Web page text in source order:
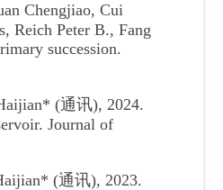
Chengjiao, Cui
Reich Peter B., Fang
succession.
(通讯), 2024.
Journal of
(通讯), 2023.